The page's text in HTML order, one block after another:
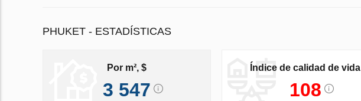
PHUKET - ESTADÍSTICAS
Por m², $
3 547
Índice de calidad de vida
108